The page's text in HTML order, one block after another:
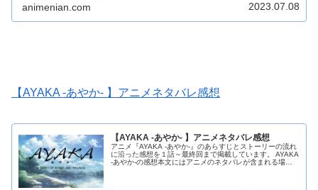
animenian.com 2023.07.08
【AYAKA ‐あやか‐ 】アニメネタバレ感想
【AYAKA ‐あやか‐ 】アニメネタバレ感想
アニメ『AYAKA ‐あやか‐』のあらすじとストーリーの流れ
に沿った感想を１話～最終回まで掲載しています。 AYAKA
‐あやか‐の感想本文にはアニメのネタバレが含まれる場合